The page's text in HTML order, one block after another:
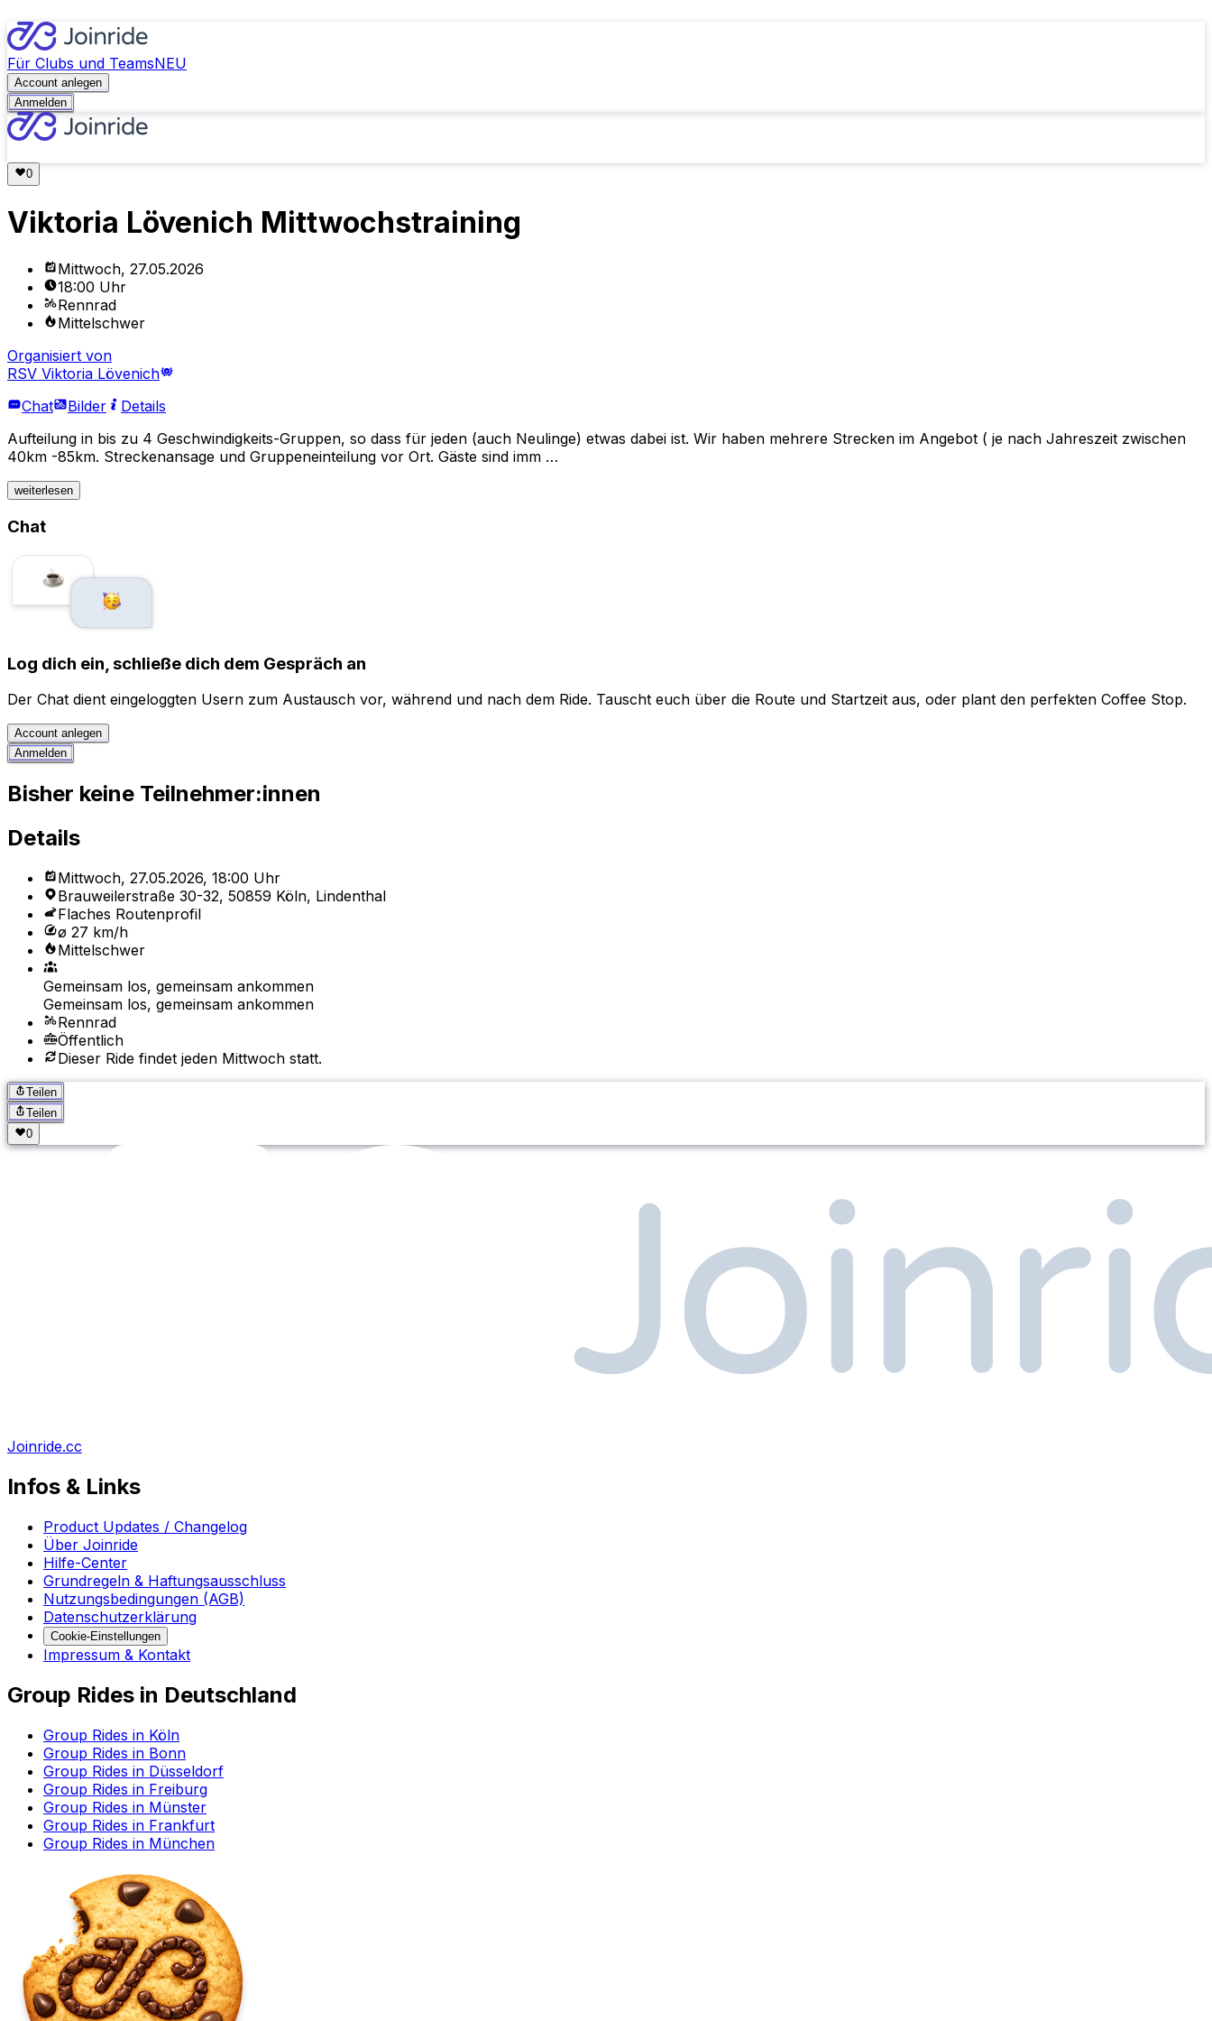
Für Clubs und TeamsNEU
Account anlegen
Anmelden
Viktoria Lövenich Mittwochstraining
Mittwoch, 27.05.2026
18:00 Uhr
Rennrad
Mittelschwer
Organisiert von
RSV Viktoria Lövenich
Chat
Bilder
Details
Aufteilung in bis zu 4 Geschwindigkeits-Gruppen, so dass für jeden (auch Neulinge) etwas dabei ist. Wir haben mehrere Strecken im Angebot ( je nach Jahreszeit zwischen
40km -85km. Streckenansage und Gruppeneinteilung vor Ort. Gäste sind imm …
weiterlesen
Chat
Log dich ein, schließe dich dem Gespräch an
Der Chat dient eingeloggten Usern zum Austausch vor, während und nach dem Ride. Tauscht euch über die Route und Startzeit aus, oder plant den perfekten Coffee Stop.
Account anlegen
Anmelden
Bisher keine Teilnehmer:innen
Details
Mittwoch, 27.05.2026, 18:00 Uhr
Brauweilerstraße 30-32, 50859 Köln, Lindenthal
Flaches Routenprofil
ø 27 km/h
Mittelschwer
Gemeinsam los, gemeinsam ankommen
Gemeinsam los, gemeinsam ankommen
Rennrad
Öffentlich
Dieser Ride findet jeden Mittwoch statt.
Teilen
Teilen
Joinride.cc
Infos & Links
Product Updates / Changelog
Über Joinride
Hilfe-Center
Grundregeln & Haftungsausschluss
Nutzungsbedingungen (AGB)
Datenschutzerklärung
Cookie-Einstellungen
Impressum & Kontakt
Group Rides in Deutschland
Group Rides in Köln
Group Rides in Bonn
Group Rides in Düsseldorf
Group Rides in Freiburg
Group Rides in Münster
Group Rides in Frankfurt
Group Rides in München